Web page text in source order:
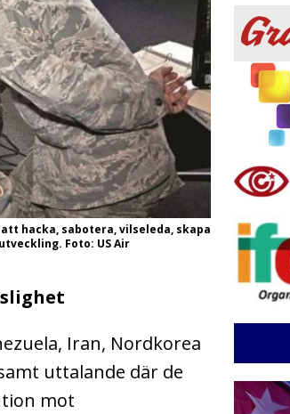
hacka, sabotera, vilseleda, skapa
Foto: US Air
Iran, Nordkorea
uttalande där de
mot